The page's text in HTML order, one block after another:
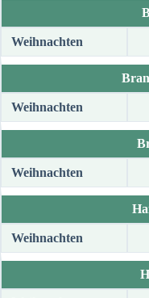
Weihnachten
Weihnachten
Weihnachten
Weihnachten